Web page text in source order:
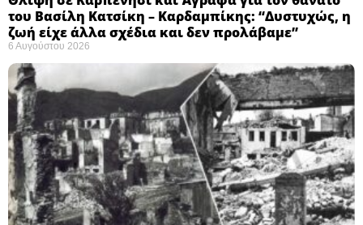
του Βασίλη Κατσίκη – Καρδαμπίκης: “Δυστυχώς, η
ζωή είχε άλλα σχέδια και δεν προλάβαμε”
6 Αυγούστου 2026